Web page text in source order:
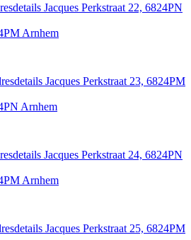
Jacques Perkstraat 22, 6824PN
Arnhem
Jacques Perkstraat 23, 6824PM
Arnhem
Jacques Perkstraat 24, 6824PN
Arnhem
Jacques Perkstraat 25, 6824PM